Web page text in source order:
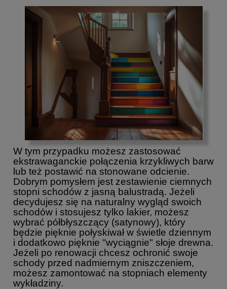
W tym przypadku możesz zastosować
ekstrawaganckie połączenia krzykliwych barw
lub też postawić na stonowane odcienie.
Dobrym pomysłem jest zestawienie ciemnych
stopni schodów z jasną balustradą. Jeżeli
decydujesz się na naturalny wygląd swoich
schodów i stosujesz tylko lakier, możesz
wybrać półbłyszczący (satynowy), który
będzie pięknie połyskiwał w świetle dziennym
i dodatkowo pięknie "wyciągnie" słoje drewna.
Jeżeli po renowacji chcesz ochronić swoje
schody przed nadmiernym zniszczeniem,
możesz zamontować na stopniach elementy
wykładziny.